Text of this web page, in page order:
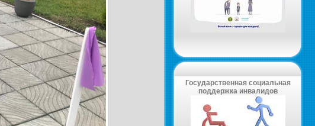
Государственная социальная
поддержка инвалидов